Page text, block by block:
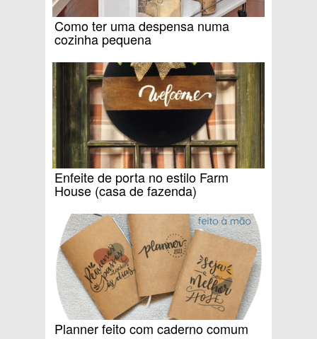
Como ter uma despensa numa
cozinha pequena
Enfeite de porta no estilo Farm
House (casa de fazenda)
Planner feito com caderno comum